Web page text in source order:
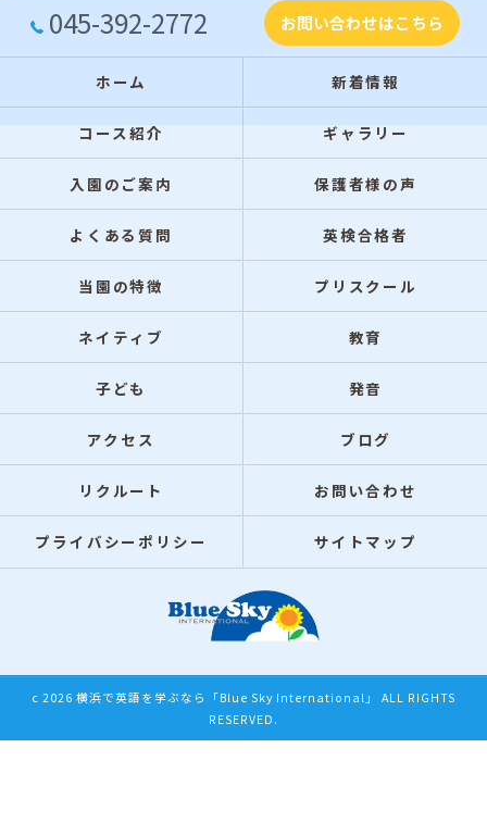
045-392-2772 お問い合わせはこちら
ホーム 新着情報
コース紹介 ギャラリー
入園のご案内 保護者様の声
よくある質問 英検合格者
当園の特徴 プリスクール
ネイティブ 教育
子ども 発音
アクセス ブログ
リクルート お問い合わせ
プライバシーポリシー サイトマップ
c 2026 横浜で英語を学ぶなら「Blue Sky International」 ALL RIGHTS
RESERVED.